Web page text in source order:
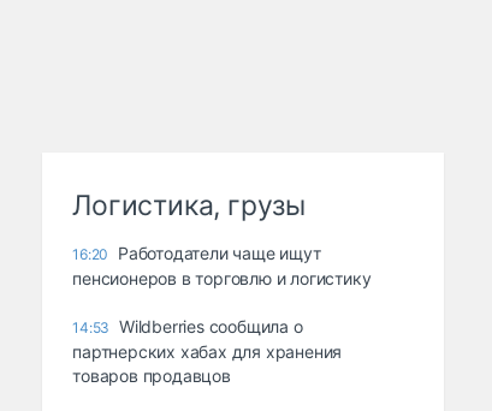
Логистика, грузы
16:20
Работодатели чаще ищут
пенсионеров в торговлю и логистику
14:53
Wildberries сообщила о
партнерских хабах для хранения
товаров продавцов